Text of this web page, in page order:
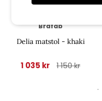
Brafab
Delia matstol - khaki
1 035 kr 1 150 kr